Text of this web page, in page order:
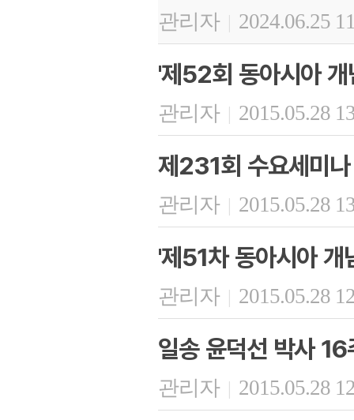
관리자 | 2024.06.25
'제52회 동아시아
관리자 | 2015.05.28
제231회 수요세미
관리자 | 2015.05.28
'제51차 동아시아 개
관리자 | 2015.05.28
일송 윤덕선 박사
관리자 | 2015.05.28